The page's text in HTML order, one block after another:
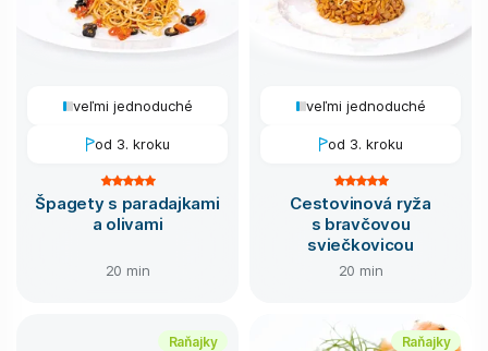
veľmi jednoduché
od 3. kroku
Špagety s paradajkami
a olivami
20 min
veľmi jednoduché
od 3. kroku
Cestovinová ryža
s bravčovou
sviečkovicou
20 min
Raňajky Raňajky